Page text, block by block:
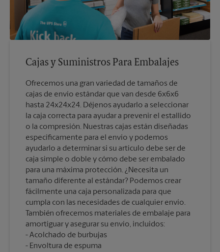
Cajas y Suministros Para Embalajes
Ofrecemos una gran variedad de tamaños de
cajas de envío estándar que van desde 6x6x6
hasta 24x24x24. Déjenos ayudarlo a seleccionar
la caja correcta para ayudar a prevenir el estallido
o la compresión. Nuestras cajas están diseñadas
específicamente para el envío y podemos
ayudarlo a determinar si su artículo debe ser de
caja simple o doble y cómo debe ser embalado
para una máxima protección. ¿Necesita un
tamaño diferente al estándar? Podemos crear
fácilmente una caja personalizada para que
cumpla con las necesidades de cualquier envío.
También ofrecemos materiales de embalaje para
amortiguar y asegurar su envío, incluidos:
Acolchado de burbujas
Envoltura de espuma